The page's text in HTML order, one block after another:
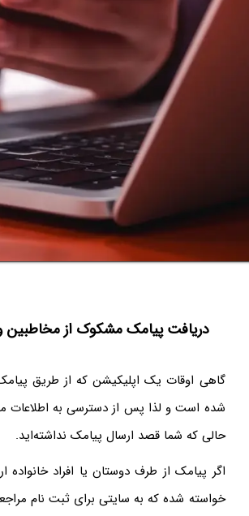
دریافت پیامک مشکوک از مخاطبین
گاهی اوقات یک اپلیکیشن که از طریق
شده است و لذا پس از دسترسی به اطلاعات
حالی که شما قصد ارسال پیامک نداشته‌اید.
اگر پیامک از طرف دوستان یا افراد
خواسته شده که به سایتی برای ثبت نام